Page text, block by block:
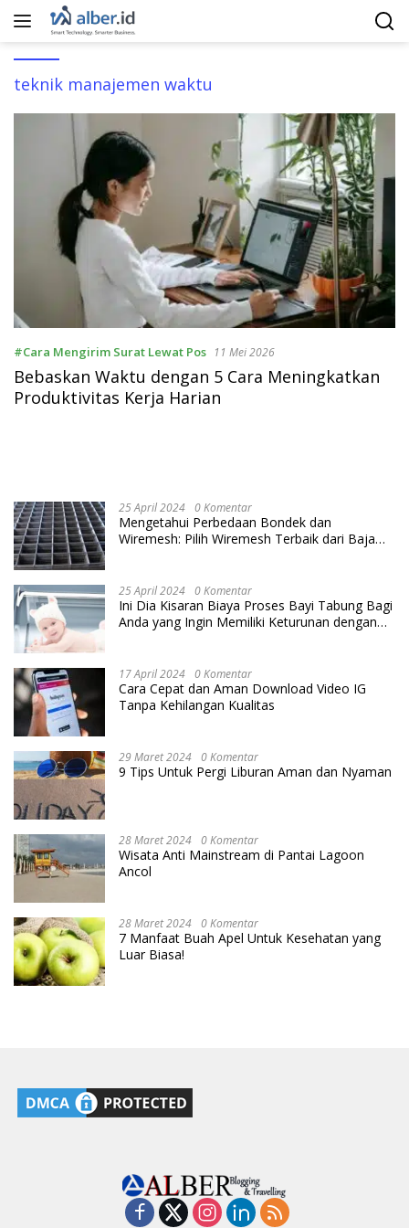
Langsung
teknik manajemen waktu
#Cara Mengirim Surat Lewat Pos 11 Mei 2026
Bebaskan Waktu dengan 5 Cara Meningkatkan
Produktivitas Kerja Harian
25 April 2024 0 Komentar
Mengetahui Perbedaan Bondek dan
Wiremesh: Pilih Wiremesh Terbaik dari Baja
25 April 2024 0 Komentar
Ini Dia Kisaran Biaya Proses Bayi Tabung Bagi
Anda yang Ingin Memiliki Keturunan dengan
17 April 2024 0 Komentar
Cara Cepat dan Aman Download Video IG
Tanpa Kehilangan Kualitas
29 Maret 2024 0 Komentar
9 Tips Untuk Pergi Liburan Aman dan Nyaman
28 Maret 2024 0 Komentar
Wisata Anti Mainstream di Pantai Lagoon
Ancol
28 Maret 2024 0 Komentar
7 Manfaat Buah Apel Untuk Kesehatan yang
Luar Biasa!